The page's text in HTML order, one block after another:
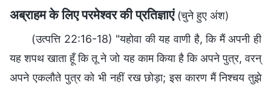
अब्राहम के लिए परमेश्वर की प्रतिज्ञाएं (चुने हुए अंश)
(उत्पत्ति 22:16-18) "यहोवा की यह वाणी है, कि मैं अपनी ही
यह शपथ खाता हूँ कि तू ने जो यह काम किया है कि अपने पुत्र, वरन्
अपने एकलौते पुत्र को भी नहीं रख छोड़ा; इस कारण मैं निश्‍चय तुझे